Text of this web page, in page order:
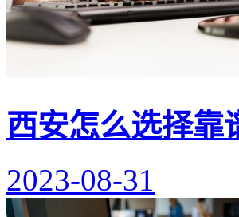
西安怎么选择靠
2023-08-31